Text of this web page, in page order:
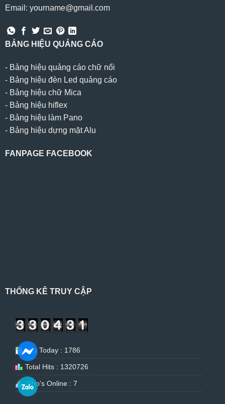
Email: yourname@gmail.com
BẢNG HIỆU QUẢNG CÁO
- Bảng hiệu quảng cáo chữ nổi
- Bảng hiệu đèn Led quảng cáo
- Bảng hiệu chữ Mica
- Bảng hiệu hiflex
- Bảng hiệu làm Pano
- Bảng hiệu dựng mặt Alu
FANPAGE FACEBOOK
THỐNG KÊ TRUY CẬP
Hits Today : 1786
Total Hits : 1320726
Who's Online : 7